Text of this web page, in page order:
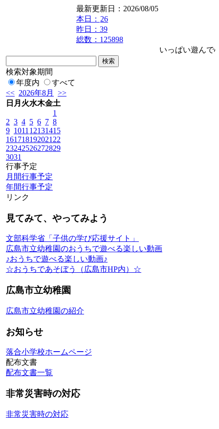
最新更新日：2026/08/05
本日： 26
昨日：39
総数：125898
いっぱい遊んで
検索対象期間
年度内
すべて
<< 2026年8月
>>
日 月 火水木金土
1
2 3 4 5 6 7 8
9 1011 12131415
161718192021 22
23242526272829
3031
行事予定
月間行事予定
年間行事予定
リンク
見てみて、やってみよう
文部科学省「子供の学び応援サイト」
広島市立幼稚園のおうちで遊べる楽しい動画
♪おうちで遊べる楽しい動画♪
☆おうちであそぼう（広島市HP内）☆
広島市立幼稚園
広島市立幼稚園の紹介
お知らせ
落合小学校ホームページ
配布文書
配布文書一覧
非常災害時の対応
非常災害時の対応